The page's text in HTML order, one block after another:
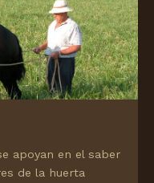
apoyan en el saber
de la huerta